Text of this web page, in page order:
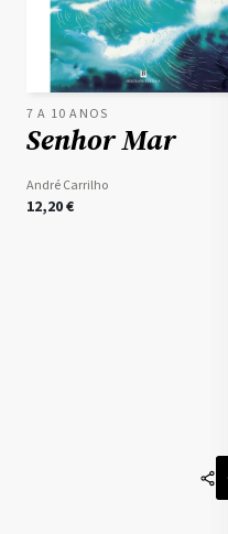
7 A 10 ANOS
Senhor Mar
André Carrilho
12,20€